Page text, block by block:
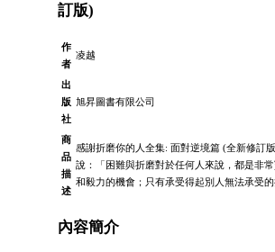
訂版)
作
者
凌越
出
版
社
旭昇圖書有限公司
商
品
描
述
感謝折磨你的人全集: 面對逆境篇 (全新修訂
說：「困難與折磨對於任何人來說，都是非
和毅力的機會；只有承受得起別人無法承受
內容簡介